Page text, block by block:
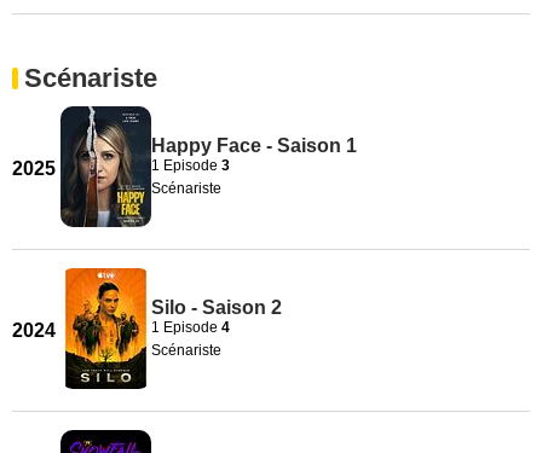
Scénariste
2025
Happy Face - Saison 1
1 Episode 3
Scénariste
2024
Silo - Saison 2
1 Episode 4
Scénariste